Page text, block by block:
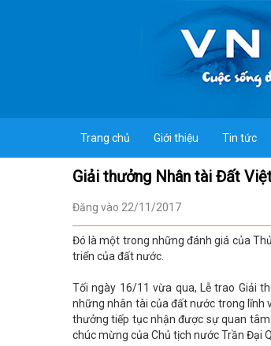
Trang chủ Giới thiệu Tin tức
Giải thưởng Nhân tài Đất
Đăng vào 22/11/2017
Đó là một trong những đánh giá của
triển của đất nước.
Tối ngày 16/11 vừa qua, Lễ trao Giải
những nhân tài của đất nước trong lĩnh
thưởng tiếp tục nhận được sự quan
chúc mừng của Chủ tịch nước Trần Đại